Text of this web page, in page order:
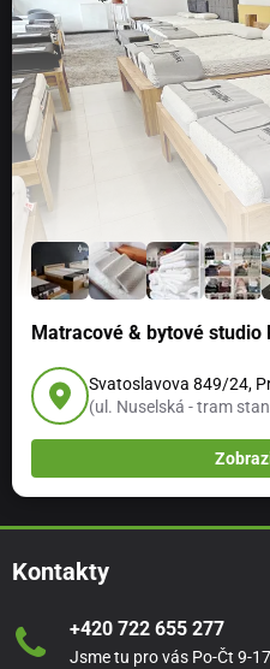
Matracové & bytové studio
Svatoslavova 849/24,
(ul. Nuselská - tram
Kontakty
+420 722 655 277
Jsme tu pro vás Po-Čt 9-